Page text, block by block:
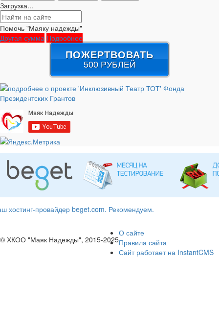
Загрузка...
Помочь "Маяку надежды"
Другая сумма Подробнее
ПОЖЕРТВОВАТЬ
500 РУБЛЕЙ
хостинг-провайдер beget.com. Рекомендуем.
© ХКОО "Маяк Надежды", 2015-2025
О сайте
Правила сайта
Сайт работает на InstantCMS